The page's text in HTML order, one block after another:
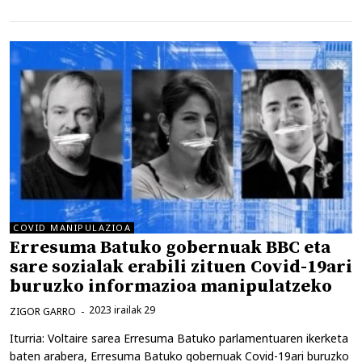
COVID MANIPULAZIOA
Erresuma Batuko gobernuak BBC eta
sare sozialak erabili zituen Covid-19ari
buruzko informazioa manipulatzeko
2023 irailak 29
ZIGOR GARRO
Iturria: Voltaire sarea Erresuma Batuko parlamentuaren ikerketa
baten arabera, Erresuma Batuko gobernuak Covid-19ari buruzko